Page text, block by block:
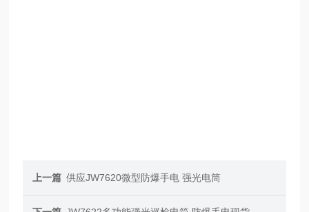
上一篇 供应JW7620微型防爆手电 强光电筒